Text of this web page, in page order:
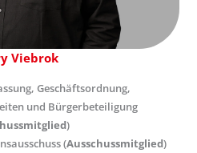
Viebrok
Geschäftsordnung,
und Bürgerbeteiligung
)
(Ausschussmitglied)